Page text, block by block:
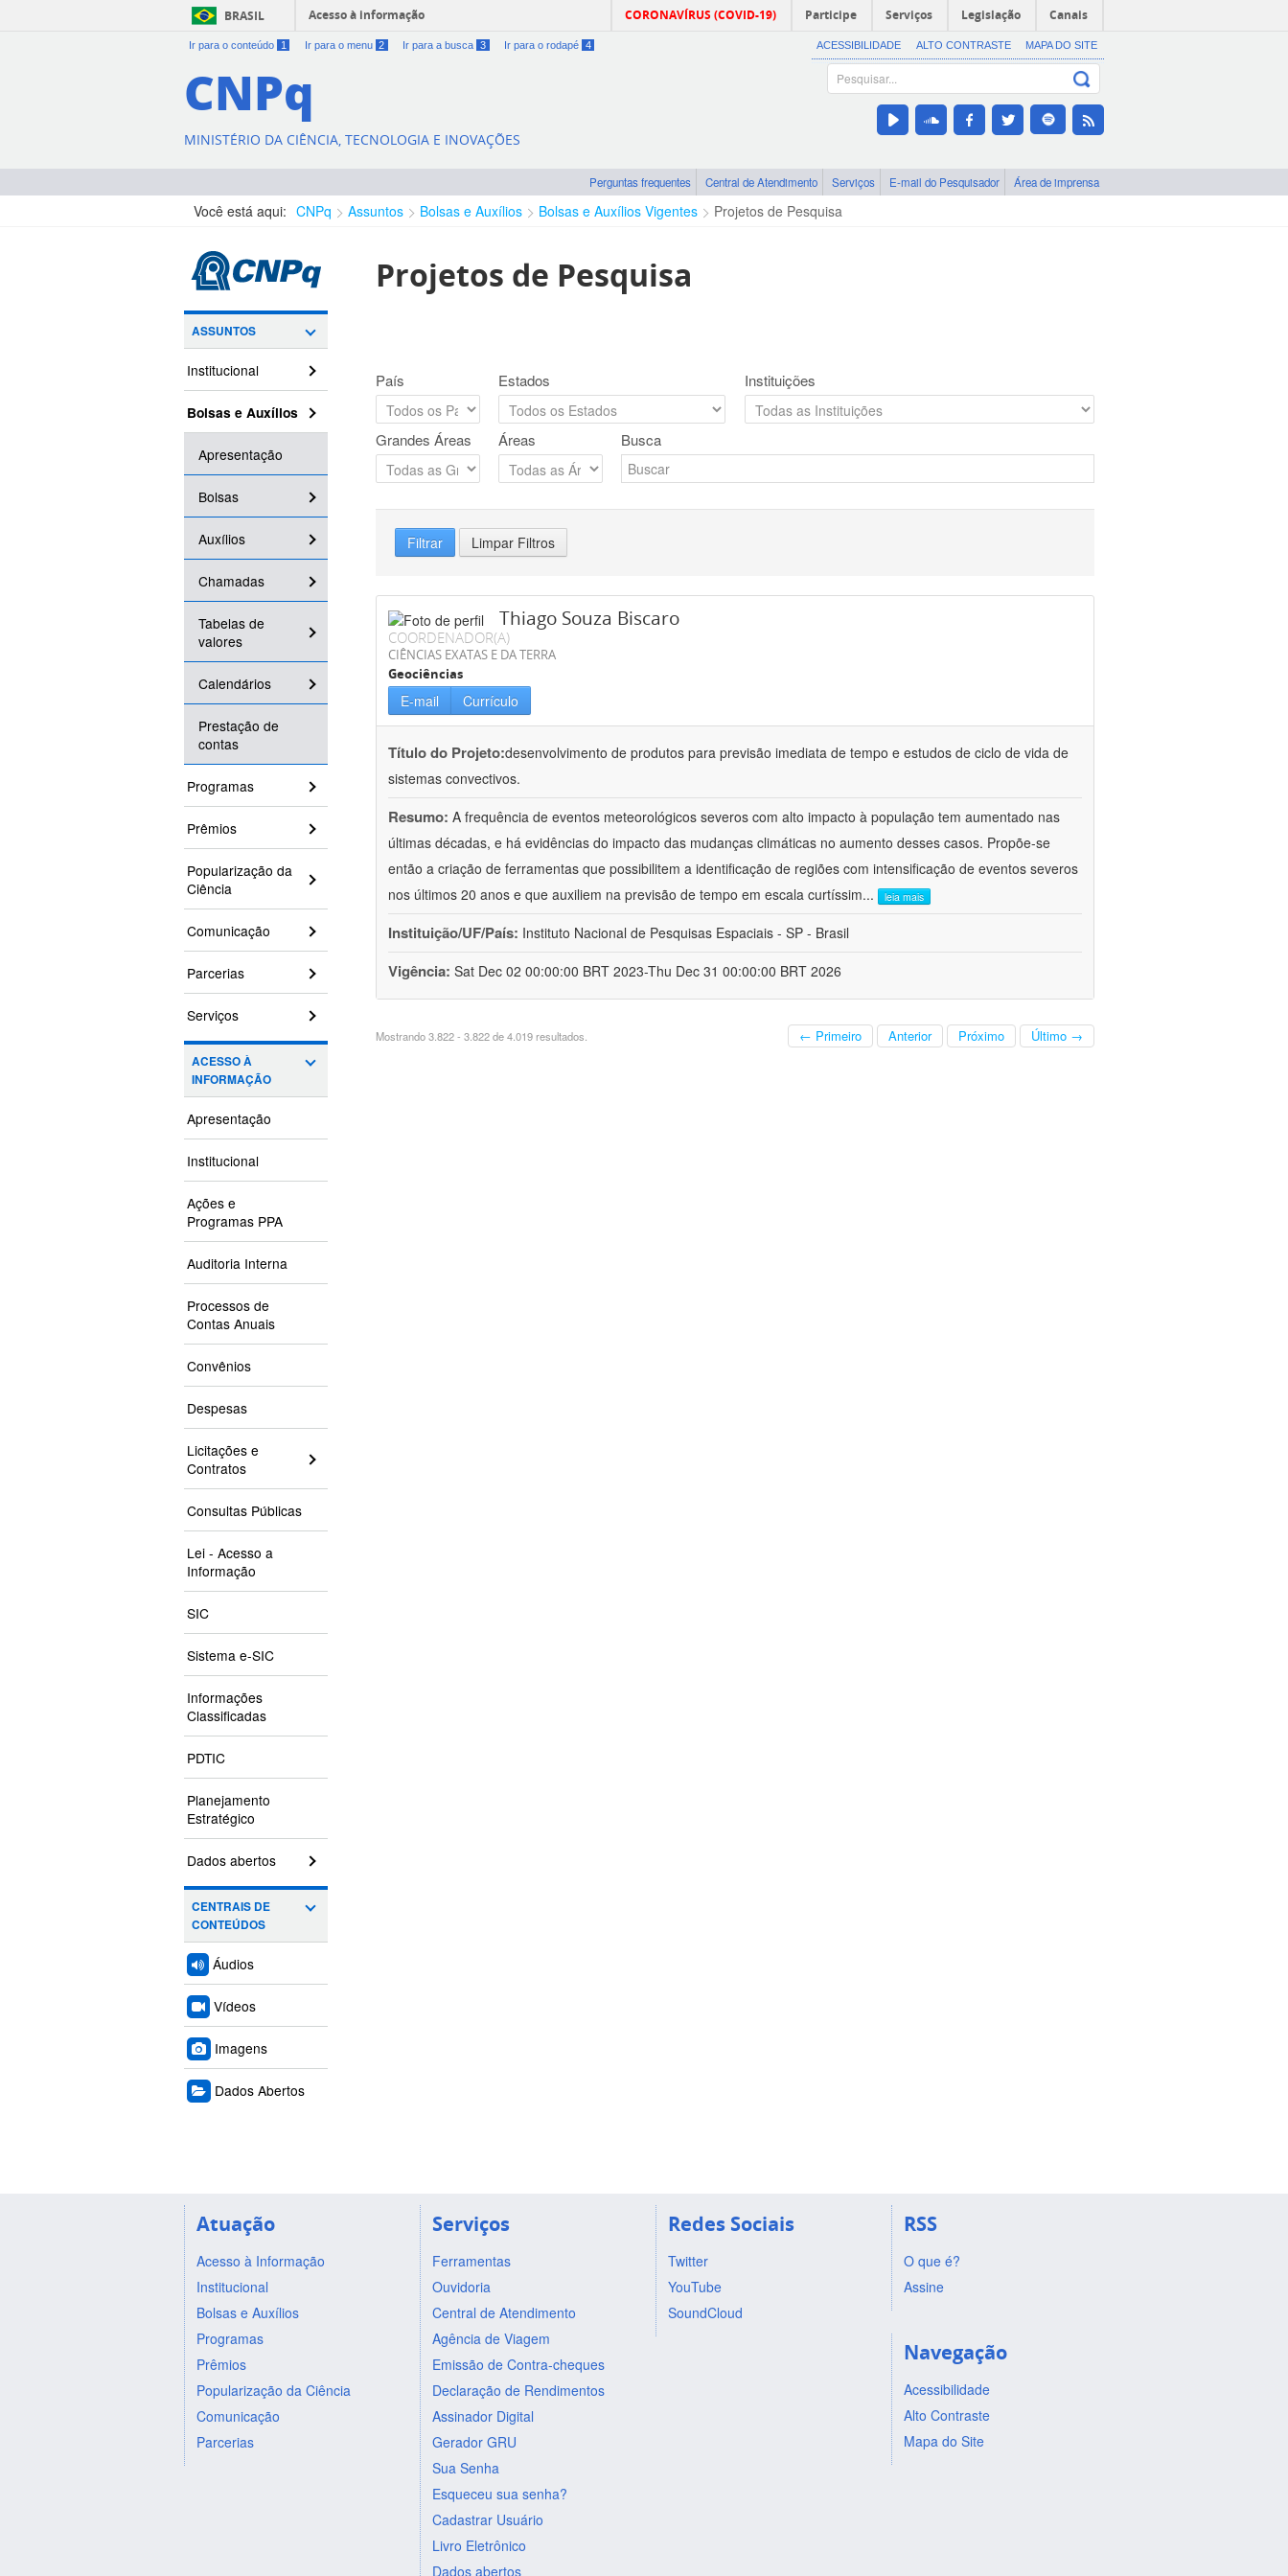
BRASIL Acesso à informação CORONAVÍRUS (COVID-19) Participe Serviços Legislação Canais
Ir para o conteúdo 1 Ir para o menu 2 Ir para a busca 3 Ir para o rodapé 4 ACESSIBILIDADE ALTO CONTRASTE MAPA DO SITE
CNPq
MINISTÉRIO DA CIÊNCIA, TECNOLOGIA E INOVAÇÕES
Perguntas frequentes Central de Atendimento Serviços E-mail do Pesquisador Área de imprensa
Você está aqui: CNPq Assuntos Bolsas e Auxílios Bolsas e Auxílios Vigentes Projetos de Pesquisa
ASSUNTOS
Institucional
Bolsas e Auxílios
Apresentação
Bolsas
Auxílios
Chamadas
Tabelas de
valores
Calendários
Prestação de
contas
Programas
Prêmios
Popularização da
Ciência
Comunicação
Parcerias
Serviços
ACESSO À
INFORMAÇÃO
Apresentação
Institucional
Ações e
Programas PPA
Auditoria Interna
Processos de
Contas Anuais
Convênios
Despesas
Licitações e
Contratos
Consultas Públicas
Lei - Acesso a
Informação
SIC
Sistema e-SIC
Informações
Classificadas
PDTIC
Planejamento
Estratégico
Dados abertos
CENTRAIS DE
CONTEÚDOS
Áudios
Vídeos
Imagens
Dados Abertos
Projetos de Pesquisa
País Estados Instituições
Grandes Áreas Áreas Busca
Filtrar Limpar Filtros
Thiago Souza Biscaro
COORDENADOR(A)
CIÊNCIAS EXATAS E DA TERRA
Geociências
E-mail Currículo
Título do Projeto:desenvolvimento de produtos para previsão imediata de tempo e estudos de ciclo de vida de
sistemas convectivos.
Resumo: A frequência de eventos meteorológicos severos com alto impacto à população tem aumentado nas
últimas décadas, e há evidências do impacto das mudanças climáticas no aumento desses casos. Propõe-se
então a criação de ferramentas que possibilitem a identificação de regiões com intensificação de eventos severos
nos últimos 20 anos e que auxiliem na previsão de tempo em escala curtíssim... leia mais
Instituição/UF/País: Instituto Nacional de Pesquisas Espaciais - SP - Brasil
Vigência: Sat Dec 02 00:00:00 BRT 2023-Thu Dec 31 00:00:00 BRT 2026
Mostrando 3.822 - 3.822 de 4.019 resultados. ← Primeiro Anterior Próximo Último →
Atuação
Acesso à Informação
Institucional
Bolsas e Auxílios
Programas
Prêmios
Popularização da Ciência
Comunicação
Parcerias
Serviços
Ferramentas
Ouvidoria
Central de Atendimento
Agência de Viagem
Emissão de Contra-cheques
Declaração de Rendimentos
Assinador Digital
Gerador GRU
Sua Senha
Esqueceu sua senha?
Cadastrar Usuário
Livro Eletrônico
Dados abertos
Redes Sociais
Twitter
YouTube
SoundCloud
RSS
O que é?
Assine
Navegação
Acessibilidade
Alto Contraste
Mapa do Site